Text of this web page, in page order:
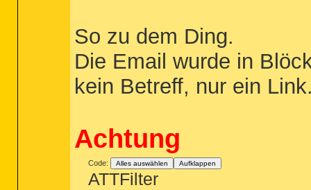
So zu dem Ding.
Die Email wurde in
kein Betreff, nur ein
Achtung
Code: Alles auswählen Aufklappen
ATTFilter